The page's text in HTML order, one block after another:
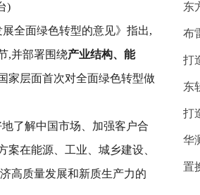
)
全面绿色转型的意见》指出,
,并部署围绕产业结构、能
家层面首次对全面绿色转型做
了解中国市场、加强客户合
在能源、工业、城乡建设、
高质量发展和新质生产力的
东
布
打
东
打
华
置